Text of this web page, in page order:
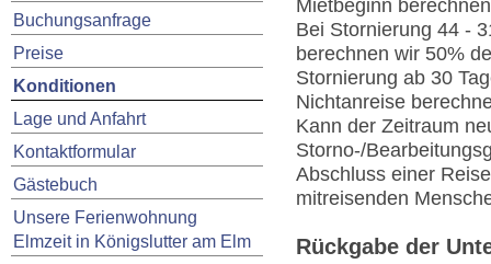
Buchungsanfrage
Preise
Konditionen
Lage und Anfahrt
Kontaktformular
Gästebuch
Unsere Ferienwohnung
Elmzeit in Königslutter am Elm
Mietbeginn
Bei Stornierung 44 -
berechnen wir 50%
Stornierung ab 30
Nichtanreise
Kann der Zeitraum
Storno-/
Abschluss einer
mitreisenden
Rückgabe der